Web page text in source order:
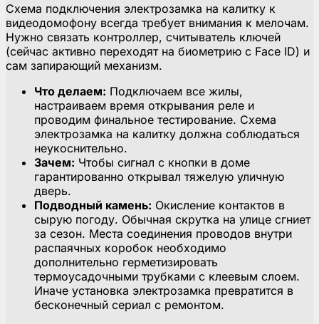
Схема подключения электрозамка на калитку к
видеодомофону всегда требует внимания к мелочам.
Нужно связать контроллер, считыватель ключей
(сейчас активно переходят на биометрию с Face ID) и
сам запирающий механизм.
Что делаем: Подключаем все жилы,
настраиваем время открывания реле и
проводим финальное тестирование. Схема
электрозамка на калитку должна соблюдаться
неукоснительно.
Зачем: Чтобы сигнал с кнопки в доме
гарантированно открывал тяжелую уличную
дверь.
Подводный камень: Окисление контактов в
сырую погоду. Обычная скрутка на улице сгниет
за сезон. Места соединения проводов внутри
распаячных коробок необходимо
дополнительно герметизировать
термоусадочными трубками с клеевым слоем.
Иначе установка электрозамка превратится в
бесконечный сериал с ремонтом.